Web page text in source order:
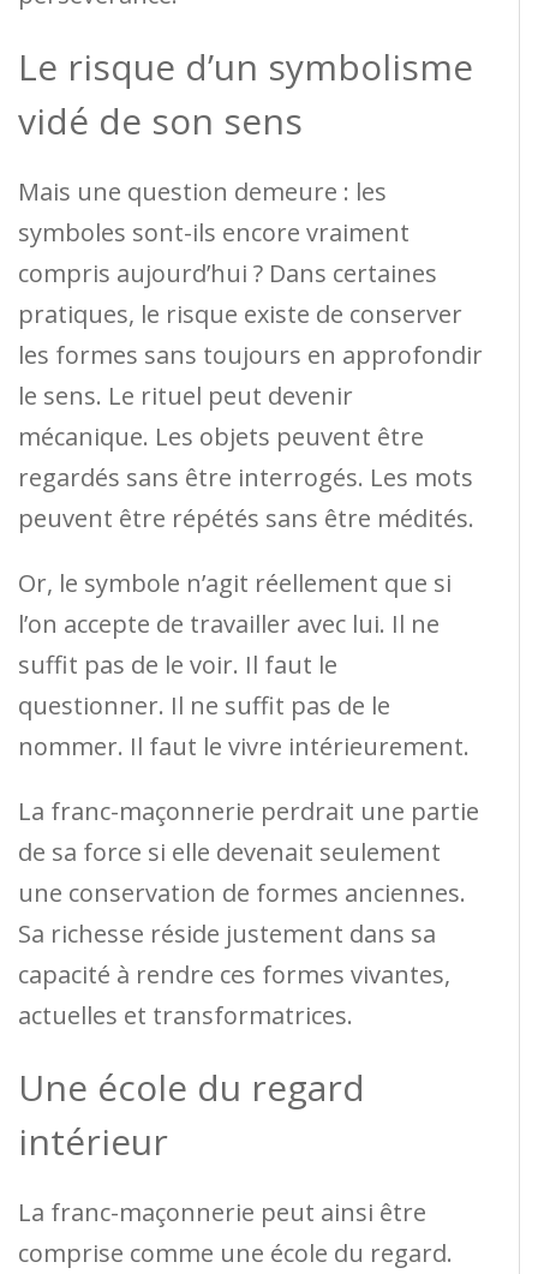
Le risque d’un symbolisme
vidé de son sens
Mais une question demeure : les
symboles sont-ils encore vraiment
compris aujourd’hui ? Dans certaines
pratiques, le risque existe de conserver
les formes sans toujours en approfondir
le sens. Le rituel peut devenir
mécanique. Les objets peuvent être
regardés sans être interrogés. Les mots
peuvent être répétés sans être médités.
Or, le symbole n’agit réellement que si
l’on accepte de travailler avec lui. Il ne
suffit pas de le voir. Il faut le
questionner. Il ne suffit pas de le
nommer. Il faut le vivre intérieurement.
La franc-maçonnerie perdrait une partie
de sa force si elle devenait seulement
une conservation de formes anciennes.
Sa richesse réside justement dans sa
capacité à rendre ces formes vivantes,
actuelles et transformatrices.
Une école du regard
intérieur
La franc-maçonnerie peut ainsi être
comprise comme une école du regard.